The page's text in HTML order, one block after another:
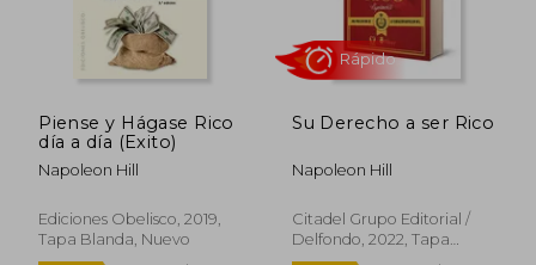
4%
Rápido
5%
Rápido
Piense y Hágase Rico
día a día (Exito)
Napoleon Hill
Ediciones Obelisco, 2019,
Tapa Blanda, Nuevo
Su Derecho a ser Rico
Napoleon Hill
Citadel Grupo Editorial /
Delfondo, 2022, Tapa
Blanda, Nuevo